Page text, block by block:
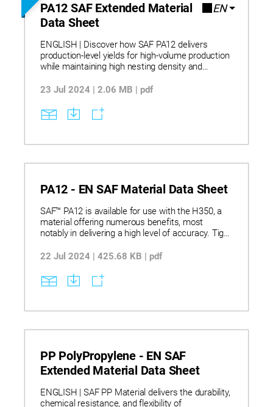
PA12 SAF Extended Material
Data Sheet
EN
ENGLISH | Discover how SAF PA12 delivers
production-level yields for high-volume production
while maintaining high nesting density and
Mechanical Properties | Geometric Properties |
23 Jul 2024 | 2.06 MB | pdf
PA12 - EN SAF Material Data Sheet
SAF™ PA12 is available for use with the H350, a
material offering numerous benefits, most
notably in delivering a high level of accuracy. Tight
parts and high nesting densities, and thus more
capability of SAF™ PA12.
22 Jul 2024 | 425.68 KB | pdf
PP PolyPropylene - EN SAF
Extended Material Data Sheet
ENGLISH | SAF PP Material delivers the durability,
chemical resistance, and flexibility of